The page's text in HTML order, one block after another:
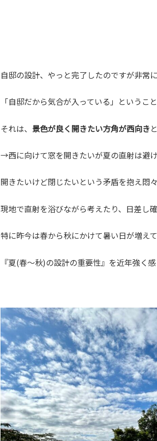
自邸の設計、やっと完了したのですが非常
「自邸だから気合が入っている」というこ
それは、 景色が良く開きたい方角が西向き
→西に向けて窓を開きたいが夏の直射は避け
開きたいけど閉じたいという矛盾を抱え悶
現地で直射を浴びながら考えたり、日差し
特に昨今は春から秋にかけて暑い日が増えて
『夏(春～秋)の設計の重要性』を近年強く感